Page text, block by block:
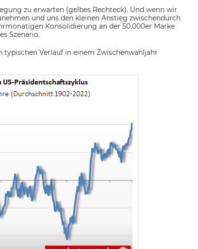
zu erwarten (gelbes Rechteck). Und wenn wir
und uns den kleinen Anstieg zwischendurch
Konsolidierung an der 50.000er Marke
Szenario.
typischen Verlauf in einem Zwischenwahljahr